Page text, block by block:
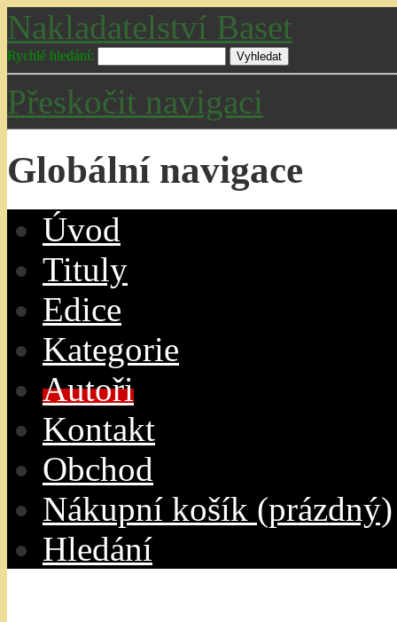
Nakladatelství Baset
Rychlé hledání:
Přeskočit navigaci
Globální navigace
Úvod
Tituly
Edice
Kategorie
Autoři
Kontakt
Obchod
Nákupní košík (prázdný)
Hledání